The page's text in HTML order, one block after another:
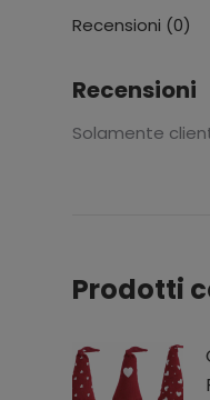
Recensioni (0)
Recensioni
Solamente
Prodotti